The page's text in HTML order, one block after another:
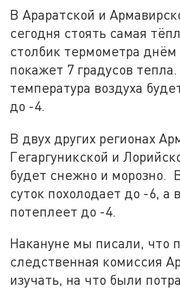
В Араратской и
сегодня стоять самая
столбик термометра
покажет 7 градусов
температура воздуха
до -4.
В двух других регионах
Гегаргуникской и
будет снежно и морозно.
суток похолодает до -6, а
потеплеет до -4.
Накануне мы писали, что
следственная комиссия
изучать, на что были